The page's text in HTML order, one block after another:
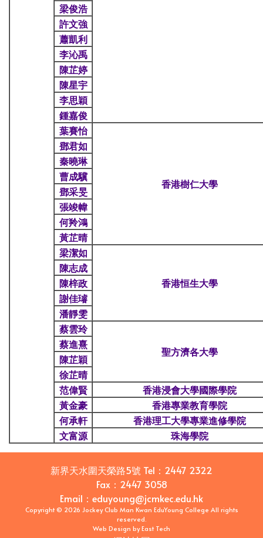
梁俊浩
許文強
蕭凱利
李沁禹
陳芷婷
陳星宇
李思穎
鍾嘉俊
葉賽怡
香港樹仁大學
鄧君如
秦曉琳
曹成驥
鄧采旻
張竣幃
何羚鴻
黃芷晴
梁潔如
香港恒生大學
陳志成
陳梓政
謝佳璿
潘靜雯
蔡雲玲
聖方濟各大學
蔡進熹
陳芷穎
徐芷晴
范偉賢
香港浸會大學國際學院
黃金豪
香港專業教育學院
何承軒
香港理工大學專業進修學院
文富源
珠海學院
新界天水圍天榮路5號 Tel： 2447 2322
Fax： 2447 3058
Email ： eduyoung@jcmkec.edu.hk
Copyright © 2026 Jockey Club Man Kwan EduYoung College All rights
reserved.
Web Design byEast Tech